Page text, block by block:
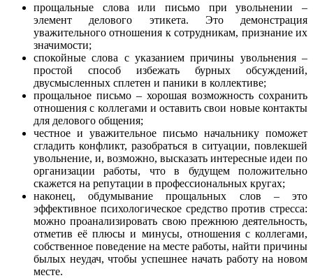
прощальные слова или письмо при увольнении –
элемент делового этикета. Это демонстрация
уважительного отношения к сотрудникам, признание их
значимости;
спокойные слова с указанием причины увольнения –
простой способ избежать бурных обсуждений,
двусмысленных сплетен и паники в коллективе;
прощальное письмо – хорошая возможность сохранить
отношения с коллегами и оставить свои новые контакты
для делового общения;
честное и уважительное письмо начальнику поможет
сгладить конфликт, разобраться в ситуации, повлекшей
увольнение, и, возможно, высказать интересные идеи по
организации работы, что в будущем положительно
скажется на репутации в профессиональных кругах;
наконец, обдумывание прощальных слов – это
эффективное психологическое средство против стресса:
можно проанализировать свою прежнюю деятельность,
отметив её плюсы и минусы, отношения с коллегами,
собственное поведение на месте работы, найти причины
былых неудач, чтобы успешнее начать работу на новом
месте.